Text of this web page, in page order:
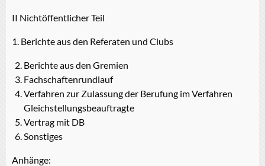
II Nichtöffentlicher Teil
1. Berichte aus den Referaten und Clubs
Berichte aus den Gremien
Fachschaftenrundlauf
Verfahren zur Zulassung der Berufung im Verfahren
Gleichstellungsbeauftragte
Vertrag mit DB
Sonstiges
Anhänge: